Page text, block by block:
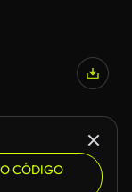
CÓDIGO